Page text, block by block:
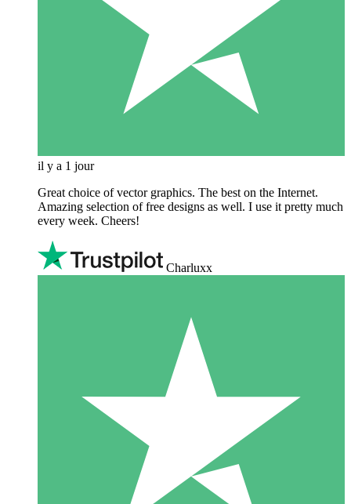
il y a 1 jour
Great choice of vector graphics. The best on the Internet.
Amazing selection of free designs as well. I use it pretty much
every week. Cheers!
Charluxx